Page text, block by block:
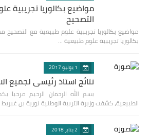
مواضيع بكالوريا تجريبية
التصحيح
مواضيع بكالوريا تجريبية علوم طبيعية مع التصحيح
بكالوريا تجريبية علوم طبيعية …
1 يوليو 2017
نتائج استاذ رئيسي لجميع
بسم الله الرحمان الرحيم مرحبا
الطبيعية، كشفت وزيرة التربية الوطنية نورية بن
2 يناير 2018